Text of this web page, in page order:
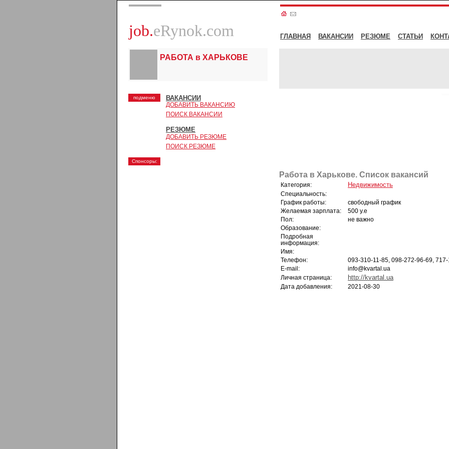
job.eRynok.com ГЛАВНАЯ ВАКАНСИИ РЕЗЮМЕ СТАТЬИ
РАБОТА в ХАРЬКОВЕ
подменю ВАКАНСИИ
ДОБАВИТЬ ВАКАНСИЮ
ПОИСК ВАКАНСИИ
РЕЗЮМЕ
ДОБАВИТЬ РЕЗЮМЕ
ПОИСК РЕЗЮМЕ
Спонсоры:
Работа в Харькове. Список вакансий
Категория: Недвижимость
Специальность:
График работы:
свободный график
Желаемая зарплата:
500 у.е
Пол:
не важно
Образование:
Подробная
информация:
Имя:
Телефон:
093-310-11-85, 098-272-96-69, 717-
E-mail:
info@kvartal.ua
Личная страница:
http://kvartal.ua
Дата добавления: 2021-08-30